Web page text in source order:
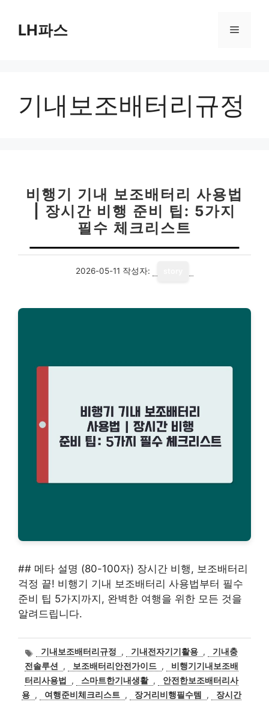
LH파스 메
기내보조배터리규정
비행기 기내 보조배터리 사용법
| 장시간 비행 준비 팁: 5가지
필수 체크리스트
2026-05-11 작성자:
## 메타 설명 (80-100자) 장시간 비행, 보조배터리
걱정 끝! 비행기 기내 보조배터리 사용법부터 필수
준비 팁 5가지까지, 완벽한 여행을 위한 모든 것을
알려드립니다.
태
그
기내보조배터리규정 , 기내전자기기활용 ,
기내충
전솔루션
, 보조배터리안전가이드 ,
비행기기내보조배
터리사용법
, 스마트한기내생활 ,
안전한보조배터리사
용 , 여행준비체크리스트 , 장거리비행필수템 ,
장시간